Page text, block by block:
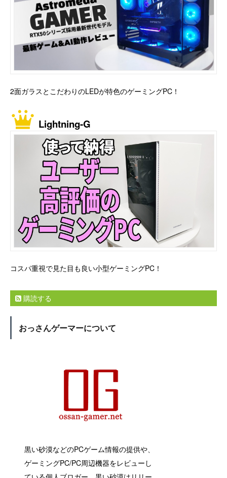
2面ガラスとこだわりのLEDが特色のゲーミングPC！
Lightning-G
コスパ重視で見た目も良い小型ゲーミングPC！
購読する
おっさんゲーマーについて
黒い砂漠などのPCゲーム情報の提供や、
ゲーミングPC/PC周辺機器をレビューし